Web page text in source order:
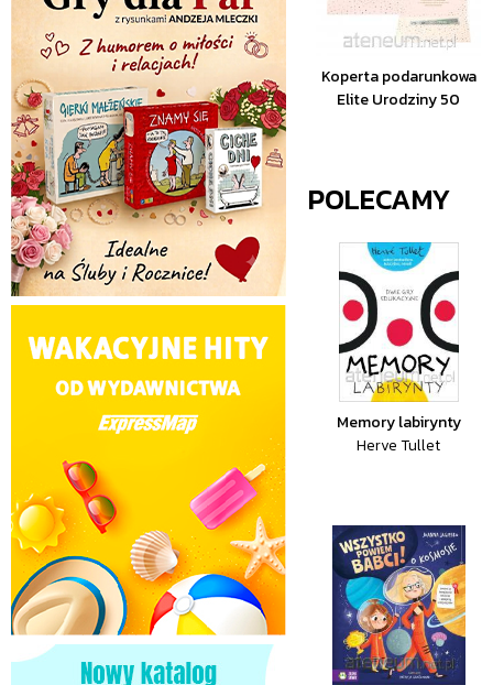
Koperta podarunkowa
Elite Urodziny 50
POLECAMY
Memory labirynty
Herve Tullet